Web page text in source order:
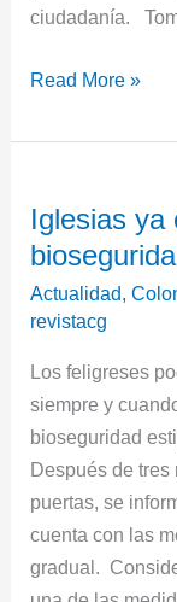
ciudadanía.
Read More »
Iglesias
Actualidad,
revistacg
Los feligreses
siempre y
bioseguridad
Después de
puertas, se
cuenta con las
gradual.
ya
cuentan
con
protocolo
bioseguridad